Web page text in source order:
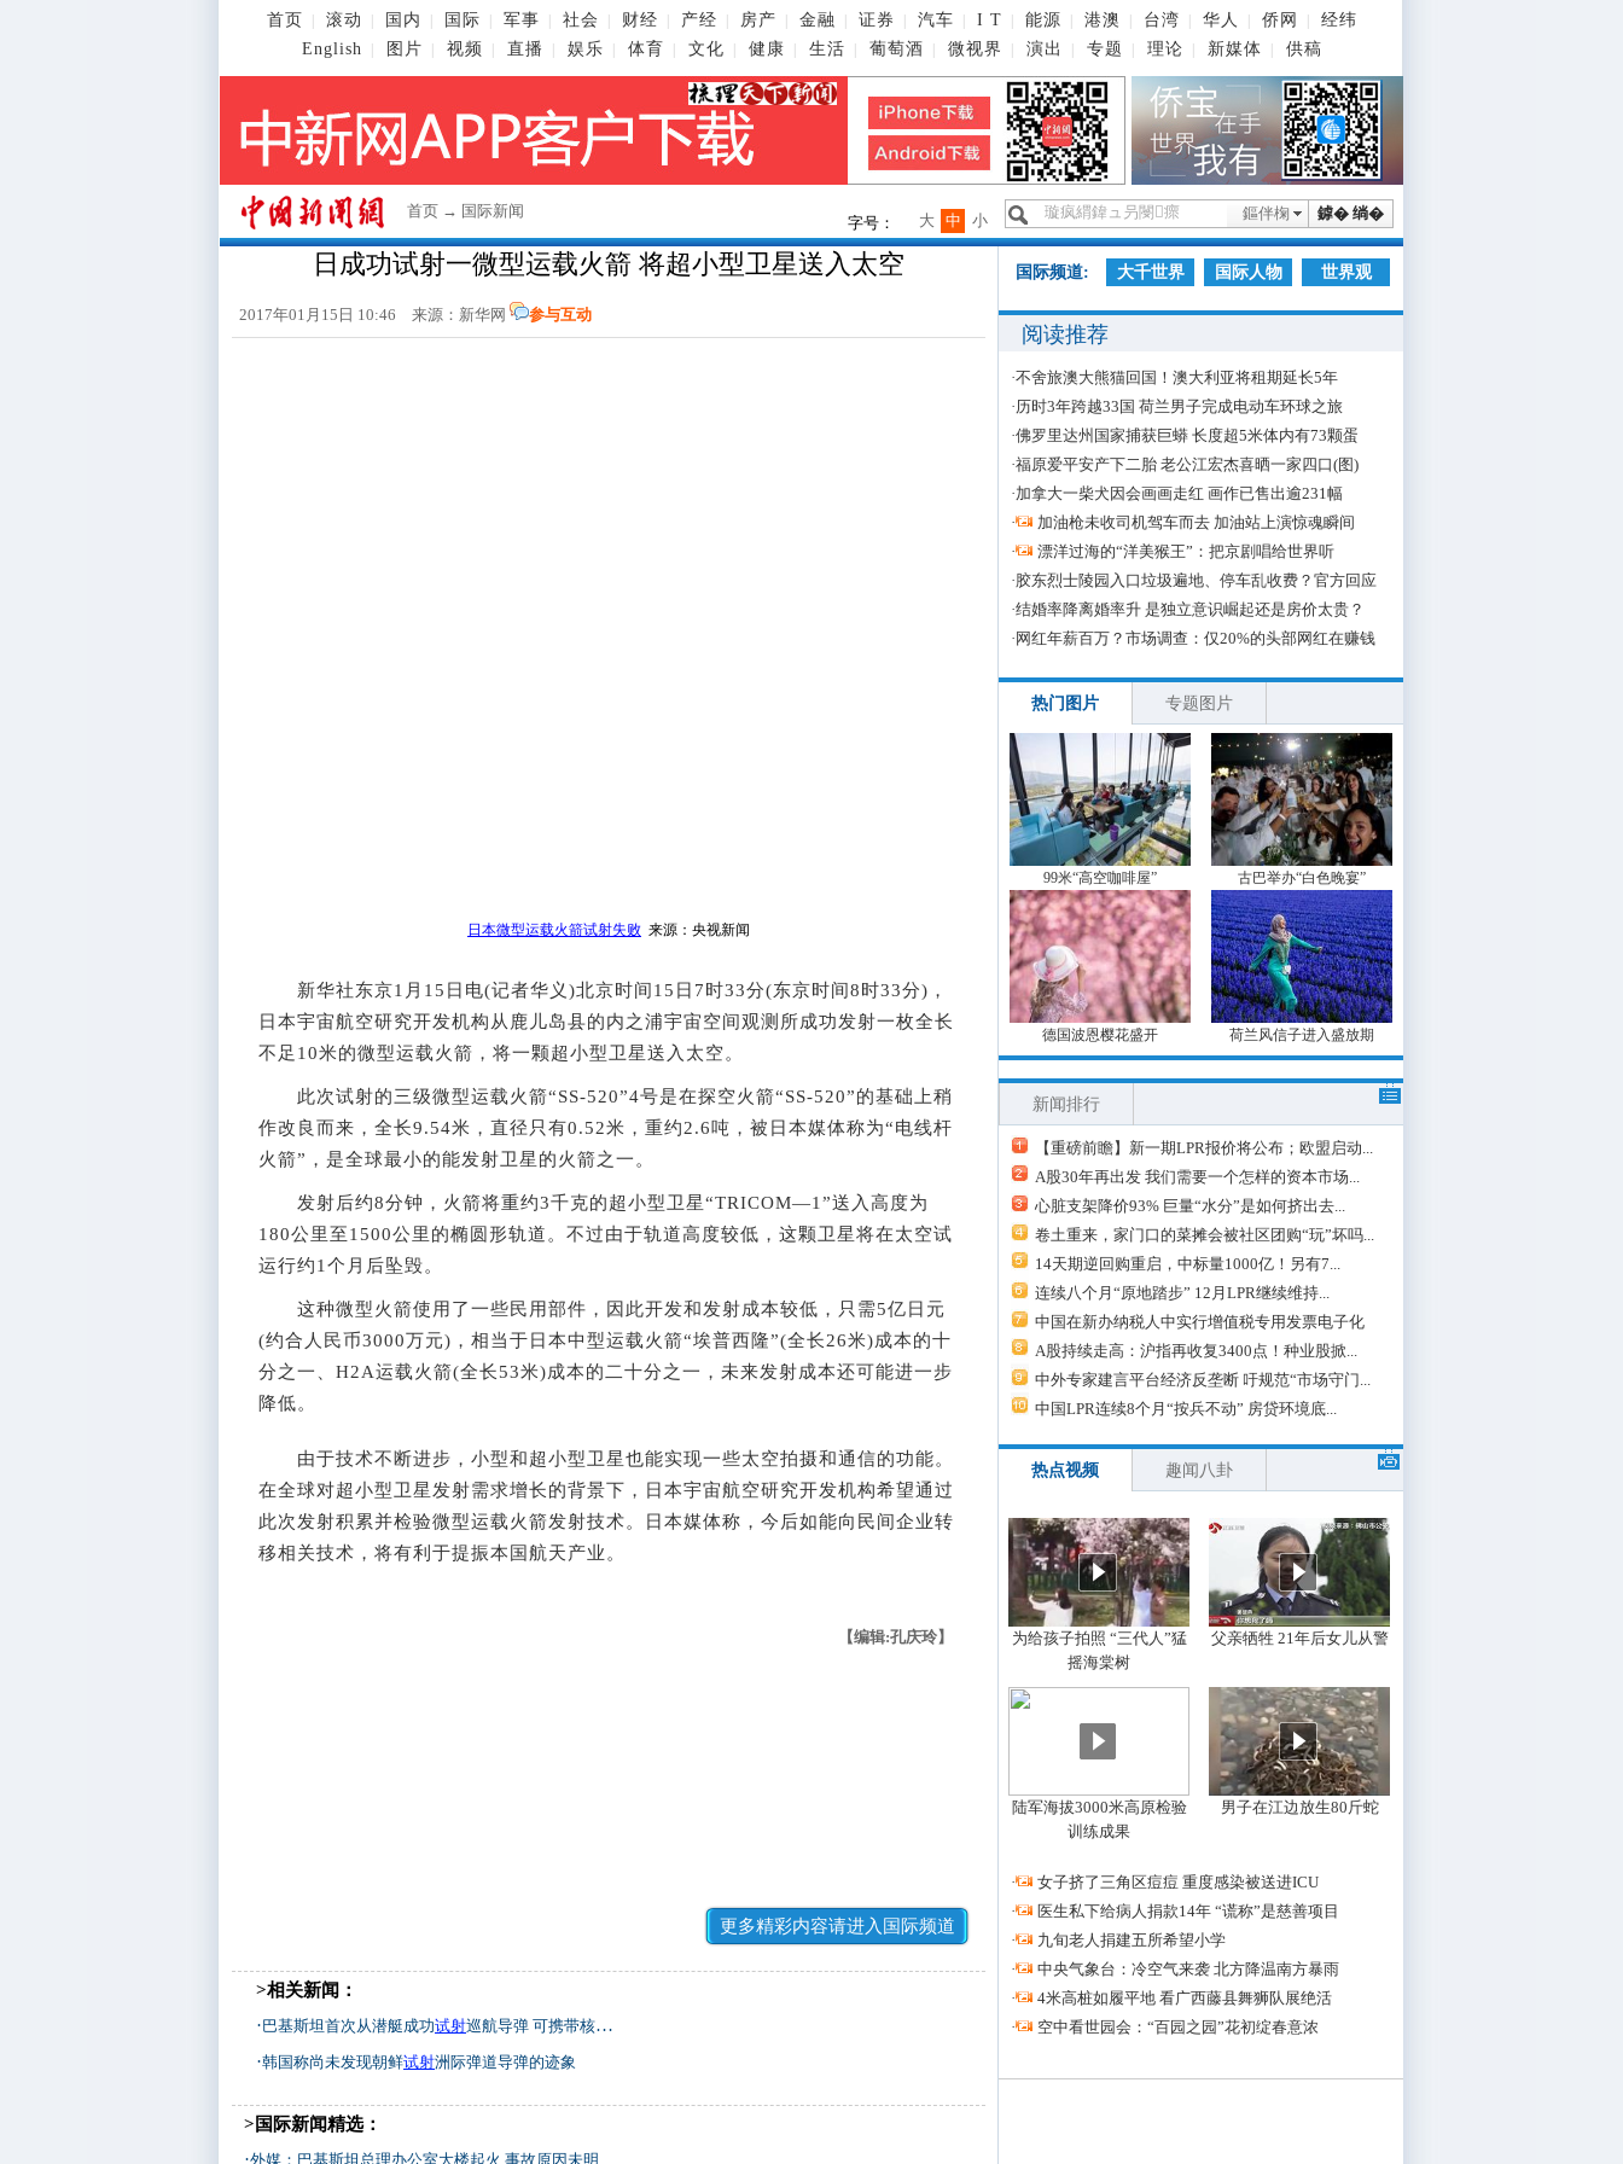
首页 滚动 国内 国际 军事 社会 财经 产经 房产 金融 证券 汽车 I T 能源 港澳 台湾 华人 侨网
经纬
English
图片 视频 直播 娱乐 体育 文化 健康 生活 葡萄酒 微视界 演出 专题 理论 新媒体 供稿
首页 → 国际新闻 鎼� 绱�
鏂伴椈
字号： 小
中
大
日成功试射一微型运载火箭 将超小型卫星送入太空
2017年01月15日 10:46 来源：新华网 参与互动
日本微型运载火箭试射失败来源：央视新闻
新华社东京1月15日电(记者华义)北京时间15日7时33分(东京时间8时33分)，
日本宇宙航空研究开发机构从鹿儿岛县的内之浦宇宙空间观测所成功发射一枚全长
不足10米的微型运载火箭，将一颗超小型卫星送入太空。
此次试射的三级微型运载火箭“SS-520”4号是在探空火箭“SS-520”的基础上稍
作改良而来，全长9.54米，直径只有0.52米，重约2.6吨，被日本媒体称为“电线杆
火箭”，是全球最小的能发射卫星的火箭之一。
发射后约8分钟，火箭将重约3千克的超小型卫星“TRICOM―1”送入高度为
180公里至1500公里的椭圆形轨道。不过由于轨道高度较低，这颗卫星将在太空试
运行约1个月后坠毁。
这种微型火箭使用了一些民用部件，因此开发和发射成本较低，只需5亿日元
(约合人民币3000万元)，相当于日本中型运载火箭“埃普西隆”(全长26米)成本的十
分之一、H2A运载火箭(全长53米)成本的二十分之一，未来发射成本还可能进一步
降低。
由于技术不断进步，小型和超小型卫星也能实现一些太空拍摄和通信的功能。
在全球对超小型卫星发射需求增长的背景下，日本宇宙航空研究开发机构希望通过
此次发射积累并检验微型运载火箭发射技术。日本媒体称，今后如能向民间企业转
移相关技术，将有利于提振本国航天产业。
【编辑:孔庆玲】
更多精彩内容请进入国际频道
>相关新闻：
·巴基斯坦首次从潜艇成功试射巡航导弹 可携带核弹头
·韩国称尚未发现朝鲜试射洲际弹道导弹的迹象
>国际新闻精选：
·外媒：巴基斯坦总理办公室大楼起火 事故原因未明
国际频道: 大千世界 国际人物 世界观
阅读推荐
·不舍旅澳大熊猫回国！澳大利亚将租期延长5年
·历时3年跨越33国 荷兰男子完成电动车环球之旅
·佛罗里达州国家捕获巨蟒 长度超5米体内有73颗蛋
·福原爱平安产下二胎 老公江宏杰喜晒一家四口(图)
·加拿大一柴犬因会画画走红 画作已售出逾231幅
·
加油枪未收司机驾车而去 加油站上演惊魂瞬间
·
漂洋过海的“洋美猴王”：把京剧唱给世界听
·胶东烈士陵园入口垃圾遍地、停车乱收费？官方回应
·结婚率降离婚率升 是独立意识崛起还是房价太贵？
· 网红年薪百万？市场调查：仅20%的头部网红在赚钱
热门图片 专题图片
99米“高空咖啡屋” 古巴举办“白色晚宴”
德国波恩樱花盛开 荷兰风信子进入盛放期
新闻排行
【重磅前瞻】新一期LPR报价将公布；欧盟启动...
A股30年再出发 我们需要一个怎样的资本市场...
心脏支架降价93% 巨量“水分”是如何挤出去...
卷土重来，家门口的菜摊会被社区团购“玩”坏吗...
14天期逆回购重启，中标量1000亿！另有7...
连续八个月“原地踏步” 12月LPR继续维持...
中国在新办纳税人中实行增值税专用发票电子化
A股持续走高：沪指再收复3400点！种业股掀...
中外专家建言平台经济反垄断 吁规范“市场守门...
中国LPR连续8个月“按兵不动” 房贷环境底...
热点视频 趣闻八卦
为给孩子拍照 “三代人”猛
摇海棠树
父亲牺牲 21年后女儿从警
陆军海拔3000米高原检验
训练成果
男子在江边放生80斤蛇
·
女子挤了三角区痘痘 重度感染被送进ICU
·
医生私下给病人捐款14年 “谎称”是慈善项目
·
九旬老人捐建五所希望小学
·
中央气象台：冷空气来袭 北方降温南方暴雨
·
4米高桩如履平地 看广西藤县舞狮队展绝活
·
空中看世园会：“百园之园”花初绽春意浓